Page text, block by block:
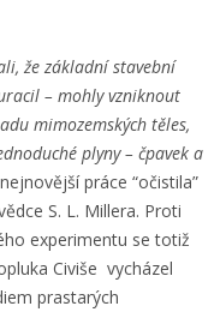
že základní stavební
– mohly vzniknout
mimozemských těles,
plyny – čpavek a
práce “očistila”
S. L. Millera. Proti
experimentu se totiž
Civiše vycházel
prastarých